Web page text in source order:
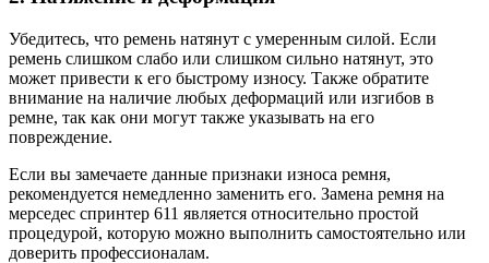
Убедитесь, что ремень натянут с умеренным силой. Если
ремень слишком слабо или слишком сильно натянут, это
может привести к его быстрому износу. Также обратите
внимание на наличие любых деформаций или изгибов в
ремне, так как они могут также указывать на его
повреждение.
Если вы замечаете данные признаки износа ремня,
рекомендуется немедленно заменить его. Замена ремня на
мерседес спринтер 611 является относительно простой
процедурой, которую можно выполнить самостоятельно или
доверить профессионалам.